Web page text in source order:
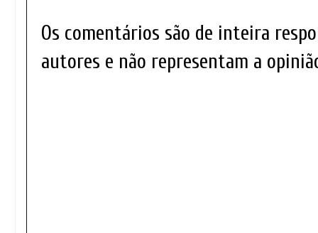
Os comentários são de inteira
autores e não representam a